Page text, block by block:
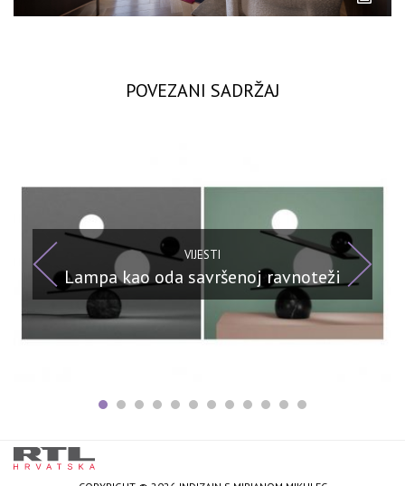
POVEZANI SADRŽAJ
VIJESTI
Lampa kao oda savršenoj ravnoteži